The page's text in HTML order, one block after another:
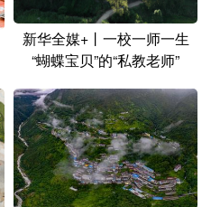
湖北 湖南
海南 重庆
云南 西藏
青海 宁夏
黑龙江
新华全媒+丨一校一师一生
“蝴蝶宝贝”的“私教老师”